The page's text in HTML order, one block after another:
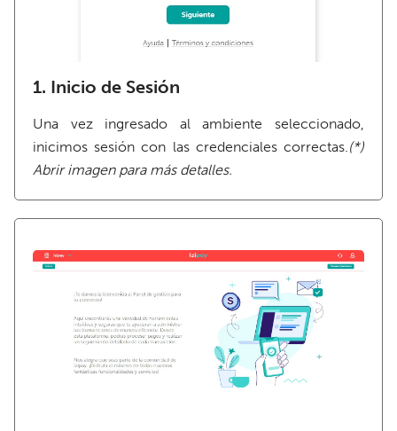
1. Inicio de Sesión
Una vez ingresado al ambiente seleccionado,
inicimos sesión con las credenciales correctas.(*)
Abrir imagen para más detalles.